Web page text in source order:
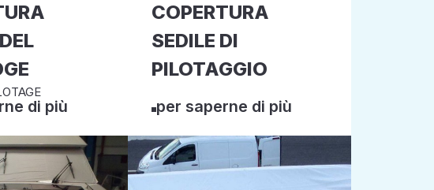
di più
COPERTURA
SEDILE DI
PILOTAGGIO
per saperne di più